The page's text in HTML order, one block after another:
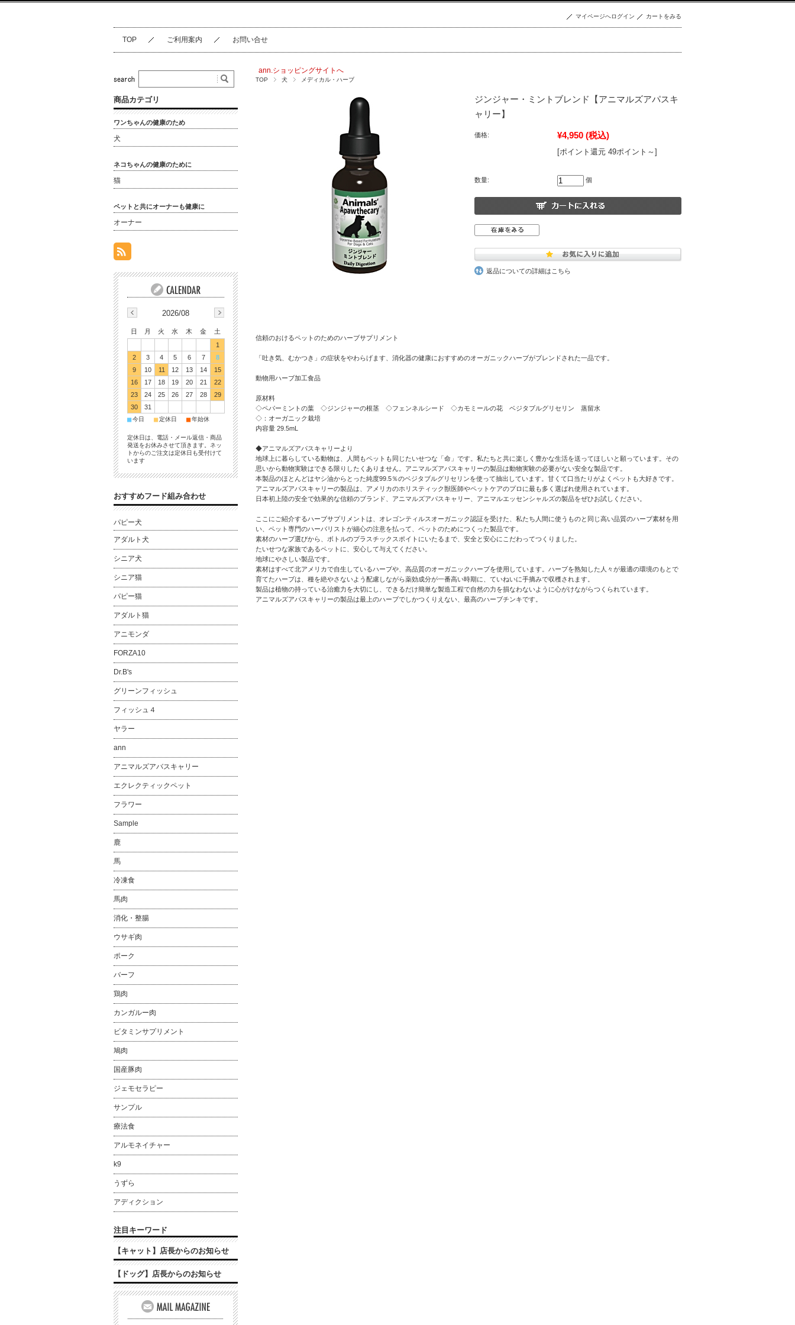
マイページへログイン カートをみる
TOP ご利用案内 お問い合せ
ann.ショッピングサイトへ
TOP 犬 メディカル・ハーブ
ジンジャー・ミントブレンド【アニマルズアパスキ
ャリー】
価格: ¥4,950 (税込)
[ポイント還元 49ポイント～]
数量: 個
返品についての詳細はこちら
信頼のおけるペットのためのハーブサプリメント
「吐き気、むかつき」の症状をやわらげます、消化器の健康におすすめのオーガニックハーブがブレンドされた一品です。
動物用ハーブ加工食品
原材料
◇ペパーミントの葉 ◇ジンジャーの根茎 ◇フェンネルシード ◇カモミールの花 ベジタブルグリセリン 蒸留水
◇：オーガニック栽培
内容量 29.5mL
◆アニマルズアパスキャリーより
地球上に暮らしている動物は、人間もペットも同じたいせつな「命」です。私たちと共に楽しく豊かな生活を送ってほしいと願っています。その
思いから動物実験はできる限りしたくありません。アニマルズアパスキャリーの製品は動物実験の必要がない安全な製品です。
本製品のほとんどはヤシ油からとった純度99.5％のベジタブルグリセリンを使って抽出しています。甘くて口当たりがよくペットも大好きです。
アニマルズアパスキャリーの製品は、アメリカのホリスティック獣医師やペットケアのプロに最も多く選ばれ使用されています。
日本初上陸の安全で効果的な信頼のブランド、アニマルズアパスキャリー、アニマルエッセンシャルズの製品をぜひお試しください。
ここにご紹介するハーブサプリメントは、オレゴンティルスオーガニック認証を受けた、私たち人間に使うものと同じ高い品質のハーブ素材を用
い、ペット専門のハーバリストが細心の注意を払って、ペットのためにつくった製品です。
素材のハーブ選びから、ボトルのプラスチックスポイトにいたるまで、安全と安心にこだわってつくりました。
たいせつな家族であるペットに、安心して与えてください。
地球にやさしい製品です。
素材はすべて北アメリカで自生しているハーブや、高品質のオーガニックハーブを使用しています。ハーブを熟知した人々が最適の環境のもとで
育てたハーブは、種を絶やさないよう配慮しながら薬効成分が一番高い時期に、ていねいに手摘みで収穫されます。
製品は植物の持っている治癒力を大切にし、できるだけ簡単な製造工程で自然の力を損なわないように心がけながらつくられています。
アニマルズアパスキャリーの製品は最上のハーブでしかつくりえない、最高のハーブチンキです。
商品カテゴリ
ワンちゃんの健康のため
犬
ネコちゃんの健康のために
猫
ペットと共にオーナーも健康に
オーナー
2026/08
日 月 火 水 木 金
土
1
2
3 4 5 6 7
8
9
10 11 12 13 14
15
16
17 18 19 20 21
22
23
24 25 26 27 28
29
30
31
■今日 ■定休日 ■年始休
定休日は、電話・メール返信・商品
発送をお休みさせて頂きます。ネッ
トからのご注文は定休日も受付けて
います
おすすめフード組み合わせ
パピー犬
アダルト犬
シニア犬
シニア猫
パピー猫
アダルト猫
アニモンダ
FORZA10
Dr.B's
グリーンフィッシュ
フィッシュ４
ヤラー
ann
アニマルズアバスキャリー
エクレクティックペット
フラワー
Sample
鹿
馬
冷凍食
馬肉
消化・整腸
ウサギ肉
ポーク
バーフ
鶏肉
カンガルー肉
ビタミンサプリメント
鳩肉
国産豚肉
ジェモセラピー
サンプル
療法食
アルモネイチャー
k9
うずら
アディクション
注目キーワード
【キャット】店長からのお知らせ
【ドッグ】店長からのお知らせ